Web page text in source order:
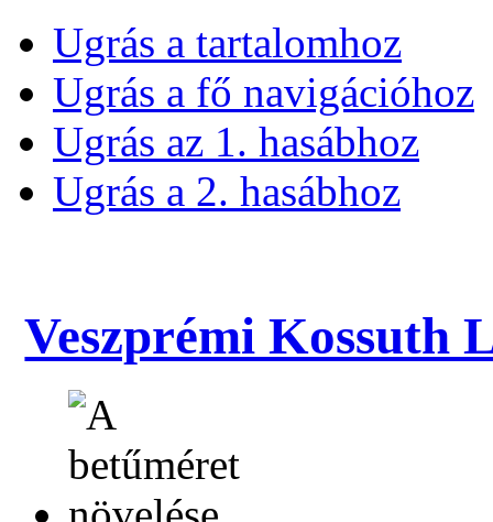
Ugrás a tartalomhoz
Ugrás a fő navigációhoz
Ugrás az 1. hasábhoz
Ugrás a 2. hasábhoz
Veszprémi Kossuth